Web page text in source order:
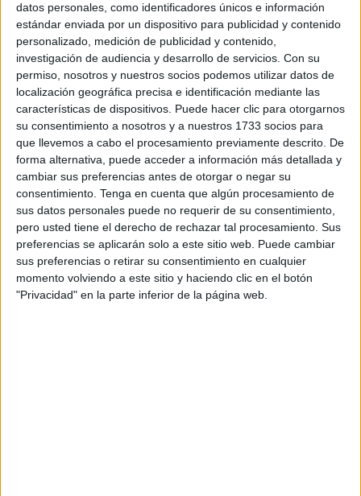
datos personales, como identificadores únicos e información
estándar enviada por un dispositivo para publicidad y contenido
personalizado, medición de publicidad y contenido,
investigación de audiencia y desarrollo de servicios. Con su
permiso, nosotros y nuestros socios podemos utilizar datos de
localización geográfica precisa e identificación mediante las
características de dispositivos. Puede hacer clic para otorgarnos
su consentimiento a nosotros y a nuestros 1733 socios para
que llevemos a cabo el procesamiento previamente descrito. De
forma alternativa, puede acceder a información más detallada y
cambiar sus preferencias antes de otorgar o negar su
consentimiento. Tenga en cuenta que algún procesamiento de
sus datos personales puede no requerir de su consentimiento,
pero usted tiene el derecho de rechazar tal procesamiento. Sus
preferencias se aplicarán solo a este sitio web. Puede cambiar
sus preferencias o retirar su consentimiento en cualquier
momento volviendo a este sitio y haciendo clic en el botón
"Privacidad" en la parte inferior de la página web.
POR JUAN ZALDÍVAR 27/02/2026 0
Luz verde a convenios con entidades sociales
y deportivas
POR MARIBEL TENA 24/02/2026 2
¿El fin de las goteras del ‘Campoamor’?: un
paso más cerca
POR DIEGO NARANJO 21/02/2026 1
Toni Carrillo, referente del Minibasket, este fin
de semana en Ceuta
POR BEATRIZ MARTÍNEZ 29/01/2026 0
Ceuta y Marbella se unen por el baloncesto en
el ‘Molina’ y en el ‘Campoamor’
POR FERNANDO MORCILLO 06/12/2025 0